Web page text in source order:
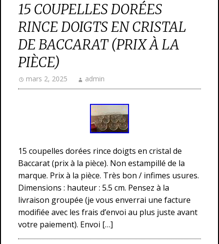
15 COUPELLES DORÉES
RINCE DOIGTS EN CRISTAL
DE BACCARAT (PRIX À LA
PIÈCE)
mars 2, 2025 admin
15 coupelles dorées rince doigts en cristal de
Baccarat (prix à la pièce). Non estampillé de la
marque. Prix à la pièce. Très bon / infimes usures.
Dimensions : hauteur : 5.5 cm. Pensez à la
livraison groupée (je vous enverrai une facture
modifiée avec les frais d’envoi au plus juste avant
votre paiement). Envoi […]